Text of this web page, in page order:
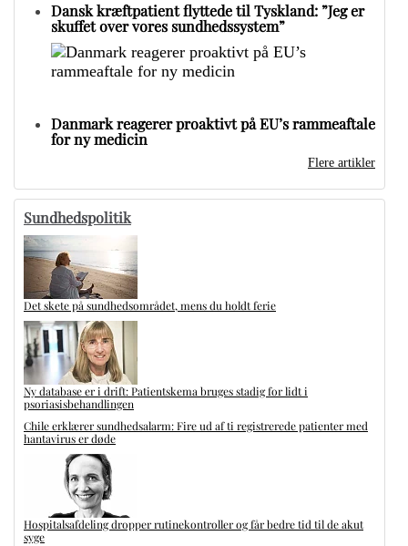
Dansk kræftpatient flyttede til Tyskland: ”Jeg er
skuffet over vores sundhedssystem”
Danmark reagerer proaktivt på EU’s rammeaftale
for ny medicin
Flere artikler
Sundhedspolitik
Det skete på sundhedsområdet, mens du holdt ferie
Ny database er i drift: Patientskema bruges stadig for lidt i
psoriasisbehandlingen
Chile erklærer sundhedsalarm: Fire ud af ti registrerede patienter med
hantavirus er døde
Hospitalsafdeling dropper rutinekontroller og får bedre tid til de akut
syge